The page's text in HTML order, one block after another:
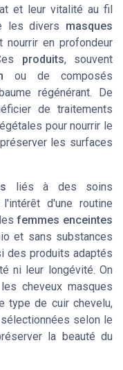
et leur vitalité au fil
les divers masques
en profondeur
produits, souvent
ou de composés
régénérant. De
de traitements
pour nourrir le
les surfaces
liés à des soins
d'une routine
lesfemmes enceintes
et sans substances
des produits adaptés
ni leur longévité. On
cheveux masques
type de cuir chevelu,
selon le
la beauté du